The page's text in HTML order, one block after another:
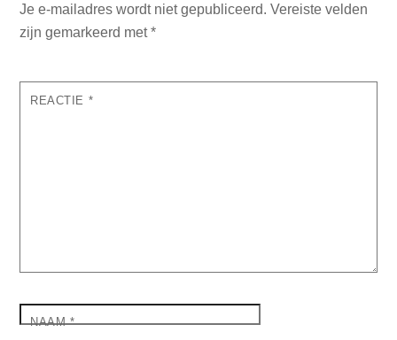
Je e-mailadres wordt niet gepubliceerd. Vereiste velden
zijn gemarkeerd met*
REACTIE *
NAAM*